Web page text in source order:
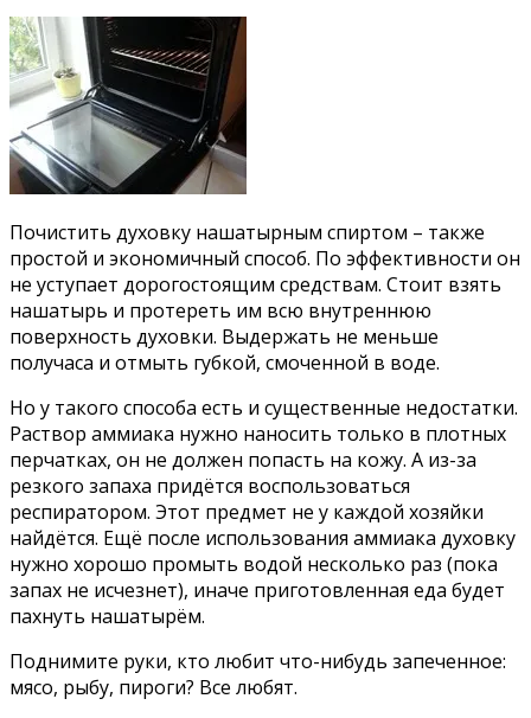
Почистить духовку нашатырным спиртом – также
простой и экономичный способ. По эффективности он
не уступает дорогостоящим средствам. Стоит взять
нашатырь и протереть им всю внутреннюю
поверхность духовки. Выдержать не меньше
получаса и отмыть губкой, смоченной в воде.
Но у такого способа есть и существенные недостатки.
Раствор аммиака нужно наносить только в плотных
перчатках, он не должен попасть на кожу. А из-за
резкого запаха придётся воспользоваться
респиратором. Этот предмет не у каждой хозяйки
найдётся. Ещё после использования аммиака духовку
нужно хорошо промыть водой несколько раз (пока
запах не исчезнет), иначе приготовленная еда будет
пахнуть нашатырём.
Поднимите руки, кто любит что-нибудь запеченное:
мясо, рыбу, пироги? Все любят.